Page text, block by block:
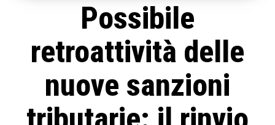
Possibile
retroattività delle
nuove sanzioni